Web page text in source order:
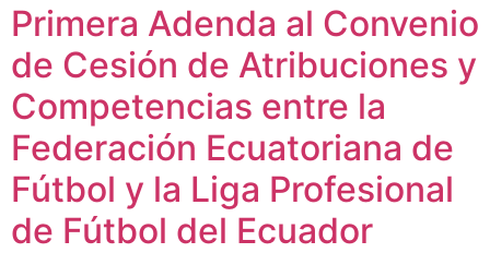
Primera Adenda al Convenio
de Cesión de Atribuciones y
Competencias entre la
Federación Ecuatoriana de
Fútbol y la Liga Profesional
de Fútbol del Ecuador